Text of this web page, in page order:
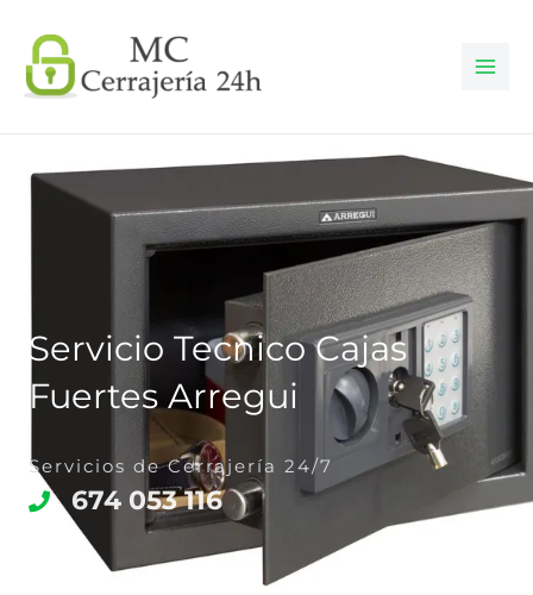
contenido
Servicio Tecnico Cajas
Fuertes Arregui
Servicios de Cerrajería 24/7
674 053 116